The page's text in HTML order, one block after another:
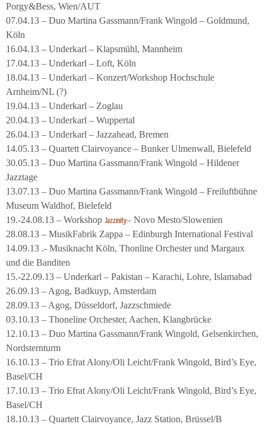
Porgy&Bess, Wien/AUT
07.04.13 – Duo Martina Gassmann/Frank Wingold – Goldmund,
Köln
16.04.13 – Underkarl – Klapsmühl, Mannheim
17.04.13 – Underkarl – Loft, Köln
18.04.13 – Underkarl – Konzert/Workshop Hochschule
Arnheim/NL (?)
19.04.13 – Underkarl – Zoglau
20.04.13 – Underkarl – Wuppertal
26.04.13 – Underkarl – Jazzahead, Bremen
14.05.13 – Quartett Clairvoyance – Bunker Ulmenwall, Bielefeld
30.05.13 – Duo Martina Gassmann/Frank Wingold – Hildener
Jazztage
13.07.13 – Duo Martina Gassmann/Frank Wingold – Freiluftbühne
Museum Waldhof, Bielefeld
19.-24.08.13 – Workshop Jazzinity– Novo Mesto/Slowenien
28.08.13 – MusikFabrik Zappa – Edinburgh International Festival
14.09.13 .- Musiknacht Köln, Thonline Orchester und Margaux
und die Banditen
15.-22.09.13 – Underkarl – Pakistan – Karachi, Lohre, Islamabad
26.09.13 – Agog, Badkuyp, Amsterdam
28.09.13 – Agog, Düsseldorf, Jazzschmiede
03.10.13 – Thoneline Orchester, Aachen, Klangbrücke
12.10.13 – Duo Martina Gassmann/Frank Wingold, Gelsenkirchen,
Nordsternturm
16.10.13 – Trio Efrat Alony/Oli Leicht/Frank Wingold, Bird’s Eye,
Basel/CH
17.10.13 – Trio Efrat Alony/Oli Leicht/Frank Wingold, Bird’s Eye,
Basel/CH
18.10.13 – Quartett Clairvoyance, Jazz Station, Brüssel/B